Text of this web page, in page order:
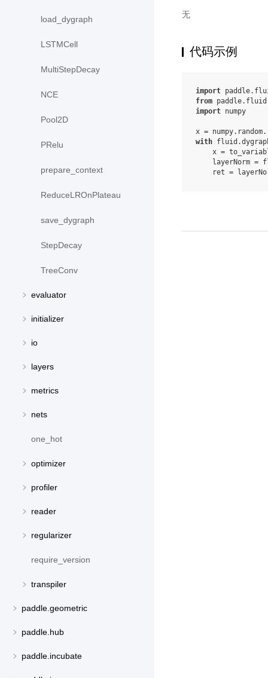
load_dygraph
LSTMCell
MultiStepDecay
NCE
Pool2D
PRelu
prepare_context
ReduceLROnPlateau
save_dygraph
StepDecay
TreeConv
evaluator
initializer
io
layers
metrics
nets
one_hot
optimizer
profiler
reader
regularizer
require_version
transpiler
paddle.geometric
paddle.hub
paddle.incubate
无
代码示例
import
from
import numpy
x = numpy. random.
with fluid .
x =
layerNorm =
ret =